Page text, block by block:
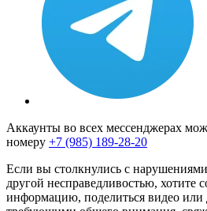
Аккаунты во всех мессенджерах
номеру +7 (985) 189-28-20
Если вы столкнулись с
другой несправедливостью, хотите
информацию, поделиться видео или